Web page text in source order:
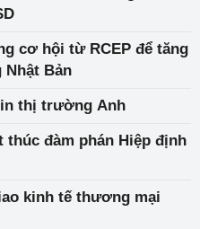
cơ hội từ RCEP để tăng
Nhật Bản
thị trường Anh
thúc đàm phán Hiệp định
kinh tế thương mại